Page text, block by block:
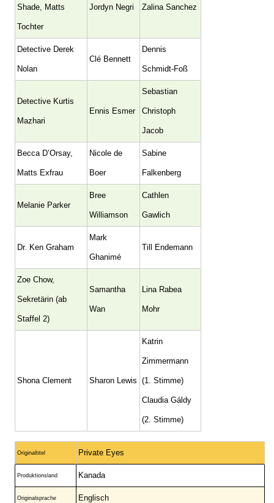
Shade, Matts
Tochter
Jordyn Negri Zalina Sanchez
Detective Derek
Nolan
Clé Bennett
Dennis
Schmidt-Foß
Detective Kurtis
Mazhari
Ennis Esmer
Sebastian
Christoph
Jacob
Becca D’Orsay,
Matts Exfrau
Nicole de
Boer
Sabine
Falkenberg
Melanie Parker
Bree
Williamson
Cathlen
Gawlich
Dr. Ken Graham
Mark
Ghanimé
Till Endemann
Zoe Chow,
Sekretärin (ab
Staffel 2)
Samantha
Wan
Lina Rabea
Mohr
Shona Clement Sharon Lewis
Katrin
Zimmermann
(1. Stimme)
Claudia Gáldy
(2. Stimme)
Originaltitel Private Eyes
Produktionsland Kanada
Originalsprache Englisch